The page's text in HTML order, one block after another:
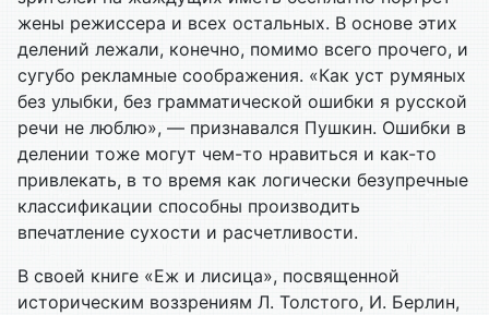
жены режиссера и всех остальных. В основе этих
делений лежали, конечно, помимо всего прочего, и
сугубо рекламные соображения. «Как уст румяных
без улыбки, без грамматической ошибки я русской
речи не люблю», — признавался Пушкин. Ошибки в
делении тоже могут чем-то нравиться и как-то
привлекать, в то время как логически безупречные
классификации способны производить
впечатление сухости и расчетливости.
В своей книге «Еж и лисица», посвященной
историческим воззрениям Л. Толстого, И. Берлин,